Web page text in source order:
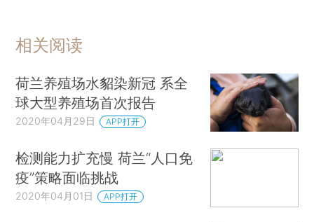
相关阅读
荷兰养殖场水貂染新冠 系全
球大型养殖场首次报告
2020年04月29日 APP打开
检测能力扩充慢 荷兰“人口免
疫”策略面临挑战
2020年04月01日 APP打开